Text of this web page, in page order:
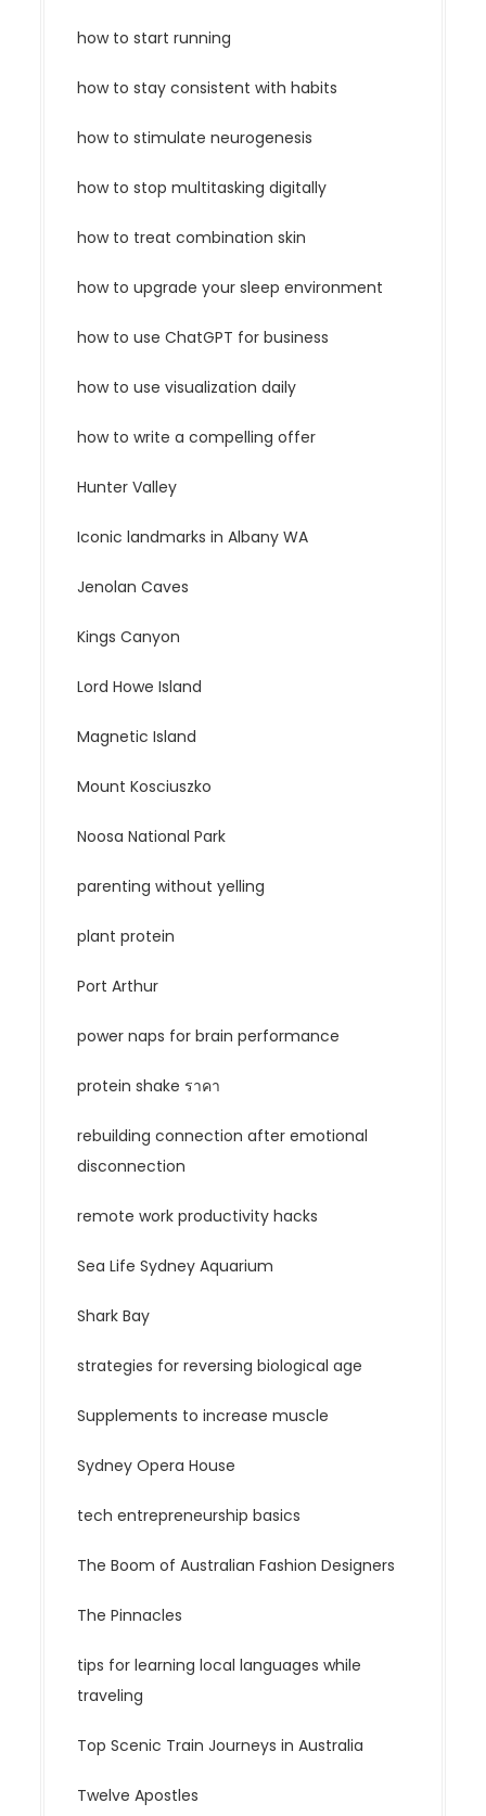
how to start running
how to stay consistent with habits
how to stimulate neurogenesis
how to stop multitasking digitally
how to treat combination skin
how to upgrade your sleep environment
how to use ChatGPT for business
how to use visualization daily
how to write a compelling offer
Hunter Valley
Iconic landmarks in Albany WA
Jenolan Caves
Kings Canyon
Lord Howe Island
Magnetic Island
Mount Kosciuszko
Noosa National Park
parenting without yelling
plant protein
Port Arthur
power naps for brain performance
protein shake ราคา
rebuilding connection after emotional
disconnection
remote work productivity hacks
Sea Life Sydney Aquarium
Shark Bay
strategies for reversing biological age
Supplements to increase muscle
Sydney Opera House
tech entrepreneurship basics
The Boom of Australian Fashion Designers
The Pinnacles
tips for learning local languages while
traveling
Top Scenic Train Journeys in Australia
Twelve Apostles